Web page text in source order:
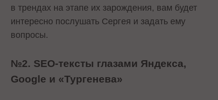
в трендах на этапе их зарождения, вам будет
интересно послушать Сергея и задать ему
вопросы.
№2. SEO-тексты глазами Яндекса,
Google и «Тургенева»